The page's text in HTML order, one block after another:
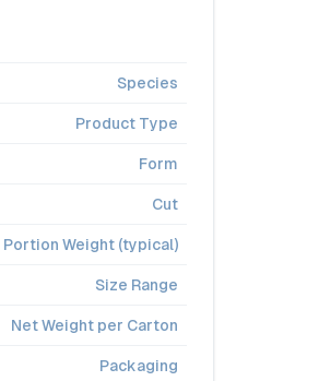
Species
Product Type
Form
Cut
Portion Weight (typical)
Size Range
Net Weight per Carton
Packaging